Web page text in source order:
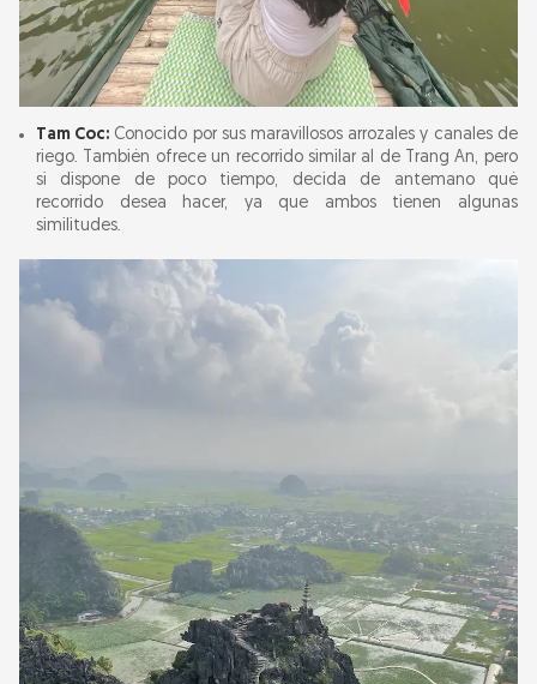
Tam Coc: Conocido por sus maravillosos arrozales y canales de
riego. También ofrece un recorrido similar al de Trang An, pero
si dispone de poco tiempo, decida de antemano qué
recorrido desea hacer, ya que ambos tienen algunas
similitudes.